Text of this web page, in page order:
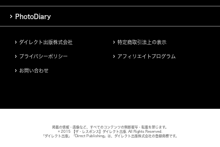
PhotoDiary
ダイレクト出版株式会社 特定商取引法上の表示
プライバシーポリシー アフィリエイトプログラム
お問い合わせ
掲載の情報・画像など、すべてのコンテンツの無断複写・転載を禁じます。
© 2015 【ザ・レスポンス】ダイレクト出版. All Rights Reserved.
「ダイレクト出版」「Direct Publishing」は、ダイレクト出版株式会社の登録商標です。